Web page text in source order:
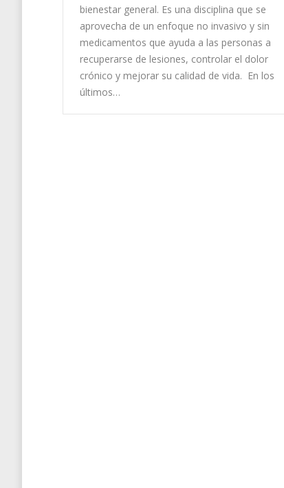
bienestar general. Es una disciplina que se
aprovecha de un enfoque no invasivo y sin
medicamentos que ayuda a las personas a
recuperarse de lesiones, controlar el dolor
crónico y mejorar su calidad de vida. En los
últimos…